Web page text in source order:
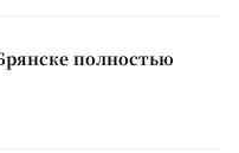
полностью